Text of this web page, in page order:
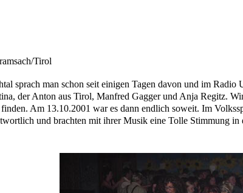
Tirol
sprach man schon seit einigen Tagen davon und im
der Anton aus Tirol, Manfred Gagger und Anja Regitz.
Am 13.10.2001 war es dann endlich soweit. Im
und brachten mit ihrer Musik eine Tolle Stimmung in